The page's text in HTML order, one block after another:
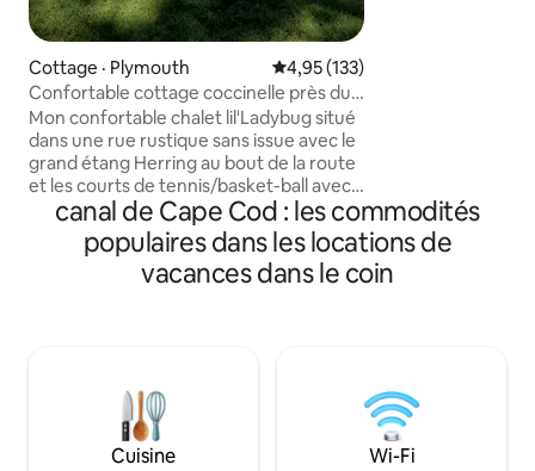
Cottage · Plymouth Note moyenne de 4,95 sur 5,
4,95 (133)
Confortable cottage coccinelle près du
canal de Cape Cod
Mon confortable chalet lil'Ladybug situé
dans une rue rustique sans issue avec le
grand étang Herring au bout de la route
et les courts de tennis/basket-ball avec
aire de jeux en face de l'autre extrémité
de la route en font un endroit parfait !
Idéalement situé par rapport aux routes
principales, aux autoroutes et pratique
récréatives à proximité. Sentiers de
randonnée @ Ellisville Harbor State
Park/pique-nique à la Herring Run ou au
canal, ou faites une partie de golf à
Stationnement
canal de Cape Cod : les commodités
populaires dans les locations de
vacances dans le coin
Cuisine Wi-Fi